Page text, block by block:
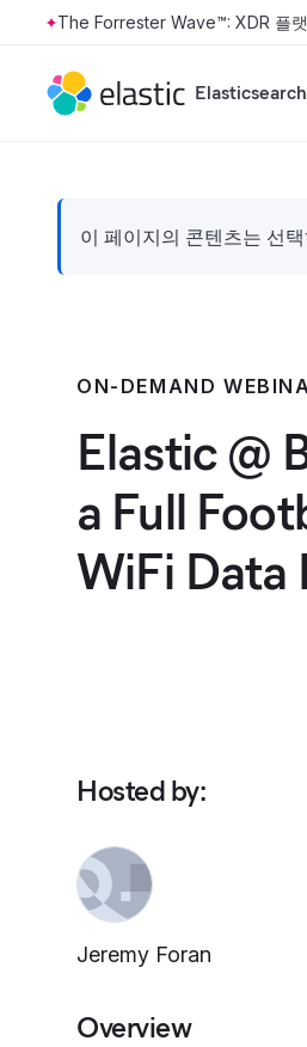
Skip to main content
The Forrester Wave™: XDR 플
Elasticsearch
이 페이지의 콘텐츠는 선
ON-DEMAND
Elastic @
a Full
WiFi Data
Hosted by:
Jeremy Foran
Overview